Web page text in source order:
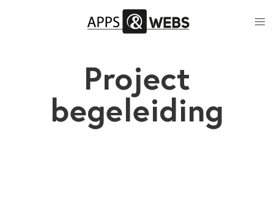
Project
begeleiding